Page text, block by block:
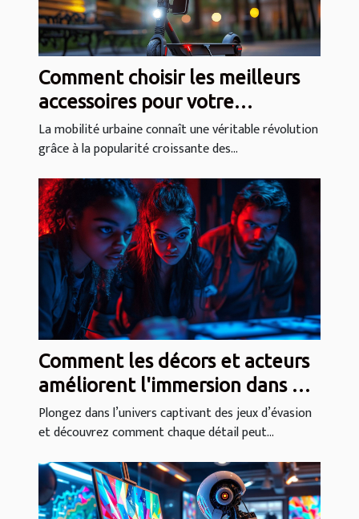
Comment choisir les meilleurs
accessoires pour votre
trottinette électrique ?
La mobilité urbaine connaît une véritable révolution
grâce à la popularité croissante des...
Comment les décors et acteurs
améliorent l'immersion dans un
jeu d'évasion ?
Plongez dans l’univers captivant des jeux d’évasion
et découvrez comment chaque détail peut...